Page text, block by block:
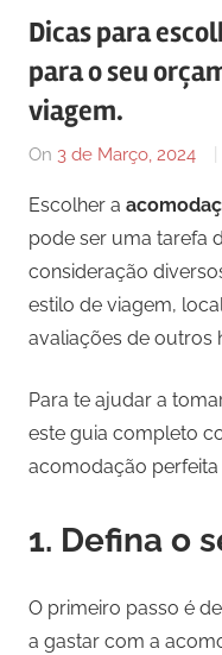
Dicas para
para o seu
viagem.
On 3 de Março, 2024
Escolher a
pode ser uma tarefa
consideração
estilo de viagem,
avaliações de outros
Para te ajudar a
este guia completo
acomodação perfeita
1. Defina o
O primeiro passo é
a gastar com a